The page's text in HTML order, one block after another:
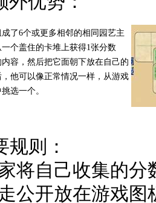
了6个或更多相邻的相同园艺主
个盖住的卡堆上获得1张分数
容，然后把它面朝下放在自己的
他可以像正常情况一样，从游戏
选一个。
则：
将自己收集的分
公开放在游戏图